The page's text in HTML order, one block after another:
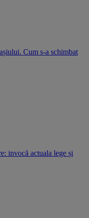
Cum s-a schimbat
invocă actuala lege și